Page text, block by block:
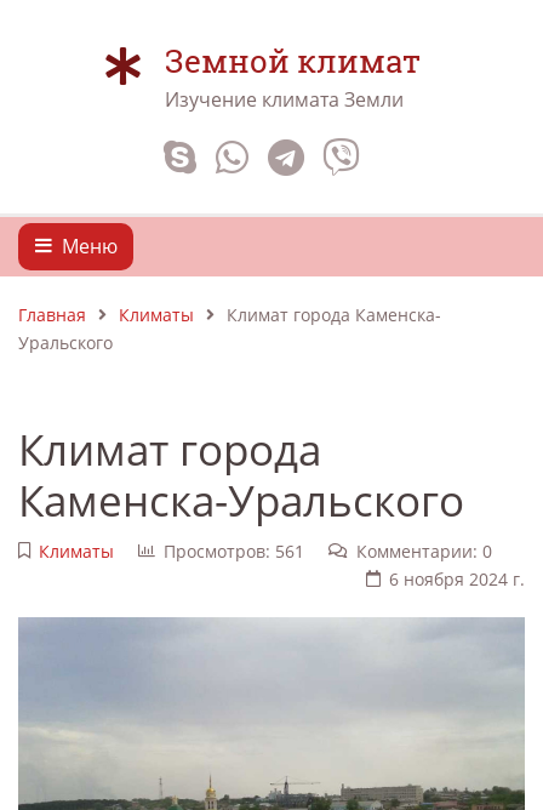
Земной климат
Изучение климата Земли
Меню
Главная Климаты
Климат города Каменска-
Уральского
Климат города
Каменска-Уральского
Климаты Просмотров: 561
Комментарии: 0
6 ноября 2024 г.